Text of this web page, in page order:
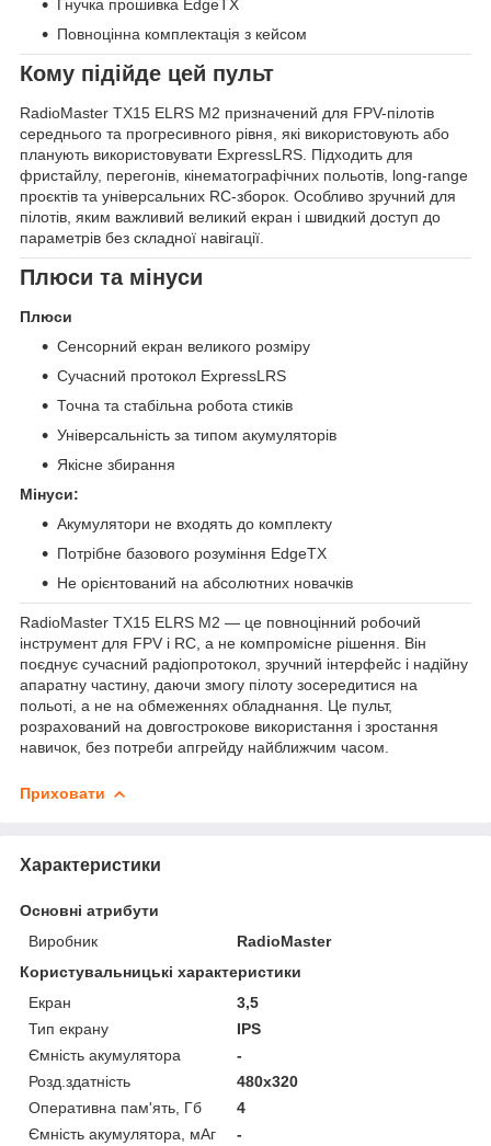
Гнучка прошивка EdgeTX
Повноцінна комплектація з кейсом
Кому підійде цей пульт
RadioMaster TX15 ELRS M2 призначений для FPV-пілотів
середнього та прогресивного рівня, які використовують або
планують використовувати ExpressLRS. Підходить для
фристайлу, перегонів, кінематографічних польотів, long-range
проєктів та універсальних RC-зборок. Особливо зручний для
пілотів, яким важливий великий екран і швидкий доступ до
параметрів без складної навігації.
Плюси та мінуси
Плюси
Сенсорний екран великого розміру
Сучасний протокол ExpressLRS
Точна та стабільна робота стиків
Універсальність за типом акумуляторів
Якісне збирання
Мінуси:
Акумулятори не входять до комплекту
Потрібне базового розуміння EdgeTX
Не орієнтований на абсолютних новачків
RadioMaster TX15 ELRS M2 — це повноцінний робочий
інструмент для FPV і RC, а не компромісне рішення. Він
поєднує сучасний радіопротокол, зручний інтерфейс і надійну
апаратну частину, даючи змогу пілоту зосередитися на
польоті, а не на обмеженнях обладнання. Це пульт,
розрахований на довгострокове використання і зростання
навичок, без потреби апгрейду найближчим часом.
Приховати
Характеристики
Основні атрибути
Виробник
RadioMaster
Користувальницькі характеристики
Екран
3,5
Тип екрану
IPS
Ємність акумулятора
-
Розд.здатність
480x320
Оперативна пам'ять, Гб
4
Ємність акумулятора, мАг
-